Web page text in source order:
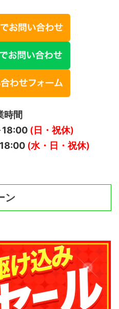
時間
18:00(日・祝休)
(水・日・祝休)
ン